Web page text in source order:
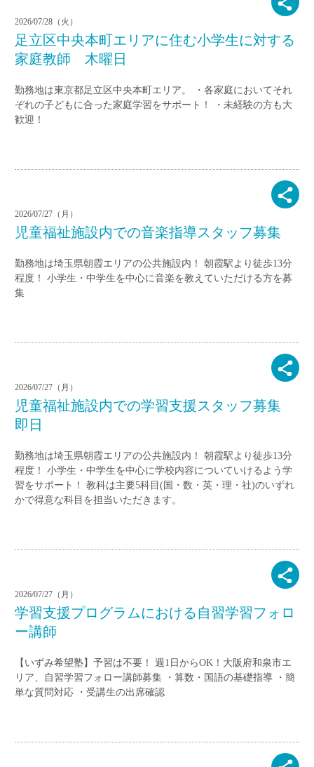
2026/07/28（火）
足立区中央本町エリアに住む小学生に対する
家庭教師 木曜日
勤務地は東京都足立区中央本町エリア。 ・各家庭においてそれ
ぞれの子どもに合った家庭学習をサポート！ ・未経験の方も大
歓迎！
2026/07/27（月）
児童福祉施設内での音楽指導スタッフ募集
勤務地は埼玉県朝霞エリアの公共施設内！ 朝霞駅より徒歩13分
程度！ 小学生・中学生を中心に音楽を教えていただける方を募
集
2026/07/27（月）
児童福祉施設内での学習支援スタッフ募集
即日
勤務地は埼玉県朝霞エリアの公共施設内！ 朝霞駅より徒歩13分
程度！ 小学生・中学生を中心に学校内容についていけるよう学
習をサポート！ 教科は主要5科目(国・数・英・理・社)のいずれ
かで得意な科目を担当いただきます。
2026/07/27（月）
学習支援プログラムにおける自習学習フォロ
ー講師
【いずみ希望塾】予習は不要！ 週1日からOK！大阪府和泉市エ
リア、自習学習フォロー講師募集 ・算数・国語の基礎指導 ・簡
単な質問対応 ・受講生の出席確認